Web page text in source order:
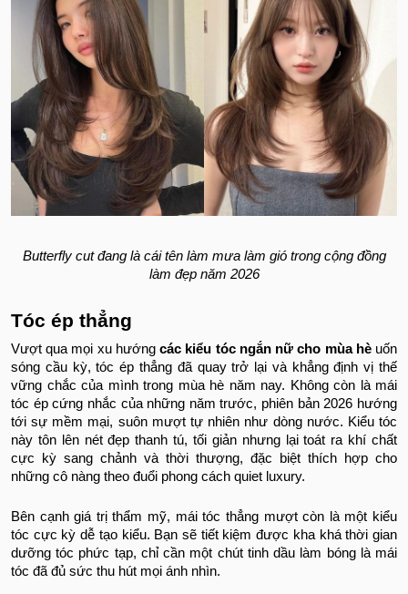
Butterfly cut đang là cái tên làm mưa làm gió trong cộng đồng
làm đẹp năm 2026
Tóc ép thẳng
Vượt qua mọi xu hướngcác kiểu tóc ngắn nữ cho mùa hè uốn
sóng cầu kỳ, tóc ép thẳng đã quay trở lại và khẳng định vị thế
vững chắc của mình trong mùa hè năm nay. Không còn là mái
tóc ép cứng nhắc của những năm trước, phiên bản 2026 hướng
tới sự mềm mại, suôn mượt tự nhiên như dòng nước. Kiểu tóc
này tôn lên nét đẹp thanh tú, tối giản nhưng lại toát ra khí chất
cực kỳ sang chảnh và thời thượng, đặc biệt thích hợp cho
những cô nàng theo đuổi phong cách quiet luxury.
Bên cạnh giá trị thẩm mỹ, mái tóc thẳng mượt còn là một kiểu
tóc cực kỳ dễ tạo kiểu. Bạn sẽ tiết kiệm được kha khá thời gian
dưỡng tóc phức tạp, chỉ cần một chút tinh dầu làm bóng là mái
tóc đã đủ sức thu hút mọi ánh nhìn.